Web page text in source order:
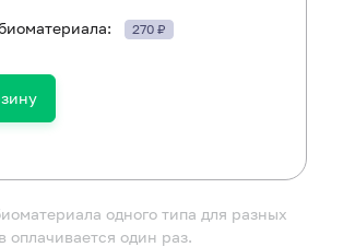
1 года не принимать пищу в течение
в течение 2-3 часов до
30 минут до исследования.
270 ₽
одного типа для разных
оплачивается один раз.